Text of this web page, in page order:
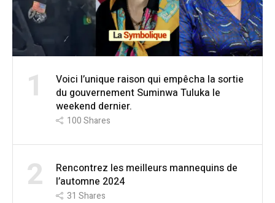
1
Voici l’unique raison qui empêcha la sortie
du gouvernement Suminwa Tuluka le
weekend dernier.
100Shares
2
Rencontrez les meilleurs mannequins de
l’automne 2024
31 Shares